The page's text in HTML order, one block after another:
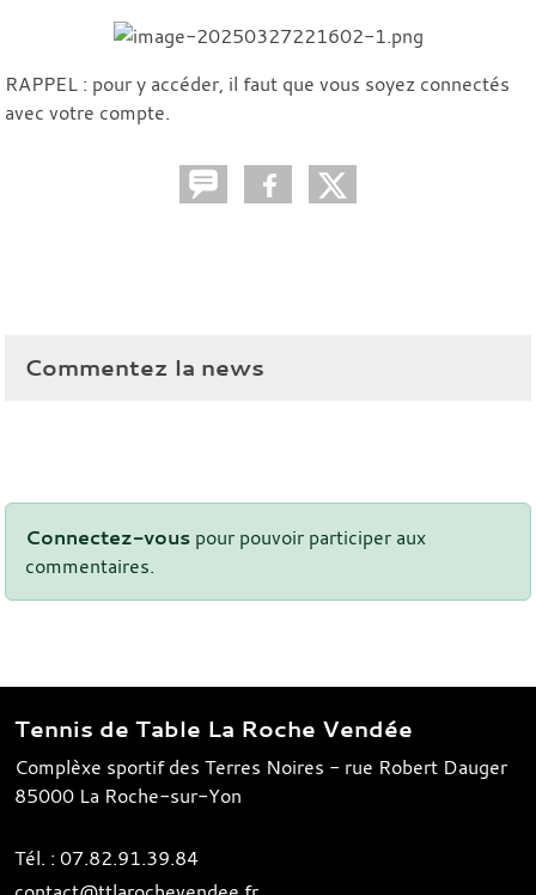
RAPPEL : pour y accéder, il faut que vous soyez connectés
avec votre compte.
Commentez la news
Connectez-vous pour pouvoir participer aux
commentaires.
Tennis de Table La Roche Vendée
Complèxe sportif des Terres Noires - rue Robert Dauger
85000 La Roche-sur-Yon
Tél. : 07.82.91.39.84